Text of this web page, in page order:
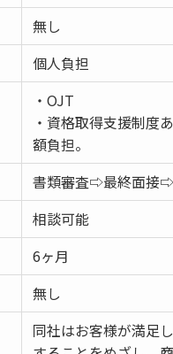
無し
個人負担
・OJT
・資格取得支援制度
額負担。
書類審査⇨最終面接
相談可能
6ヶ月
無し
同社はお客様が満足